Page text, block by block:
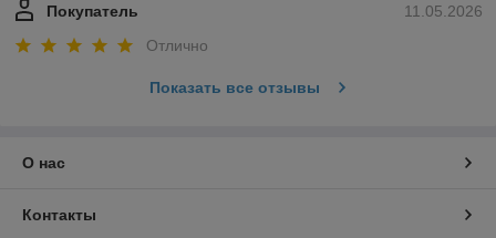
11.05.2026
Покупатель
Отлично
Показать все отзывы
О нас
Контакты